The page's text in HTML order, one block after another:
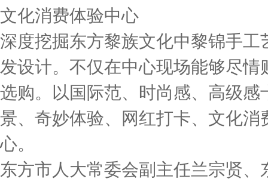
文化消费体验中心
深度挖掘东方黎族文化中黎锦手
发设计。不仅在中心现场能够尽
选购。以国际范、时尚感、高级
景、奇妙体验、网红打卡、文化
心。
东方市人大常委会副主任兰宗贤